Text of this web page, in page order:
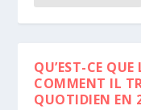
QU’EST-CE QUE
COMMENT IL
QUOTIDIEN EN